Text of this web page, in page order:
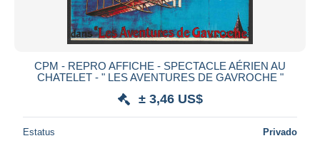
CPM - REPRO AFFICHE - SPECTACLE AÉRIEN AU
CHATELET - " LES AVENTURES DE GAVROCHE "
± 3,46 US$
Estatus Privado